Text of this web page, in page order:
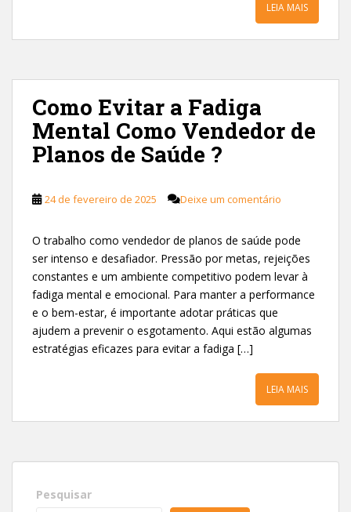
LEIA MAIS
Como Evitar a Fadiga
Mental Como Vendedor de
Planos de Saúde ?
24 de fevereiro de 2025 Deixe um comentário
O trabalho como vendedor de planos de saúde pode
ser intenso e desafiador. Pressão por metas, rejeições
constantes e um ambiente competitivo podem levar à
fadiga mental e emocional. Para manter a performance
e o bem-estar, é importante adotar práticas que
ajudem a prevenir o esgotamento. Aqui estão algumas
estratégias eficazes para evitar a fadiga […]
LEIA MAIS
Pesquisar